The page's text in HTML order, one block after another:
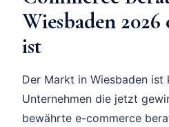
Wiesbaden
ist
Der Markt in Wiesbaden ist
Unternehmen die jetzt
bewährte e-commerce